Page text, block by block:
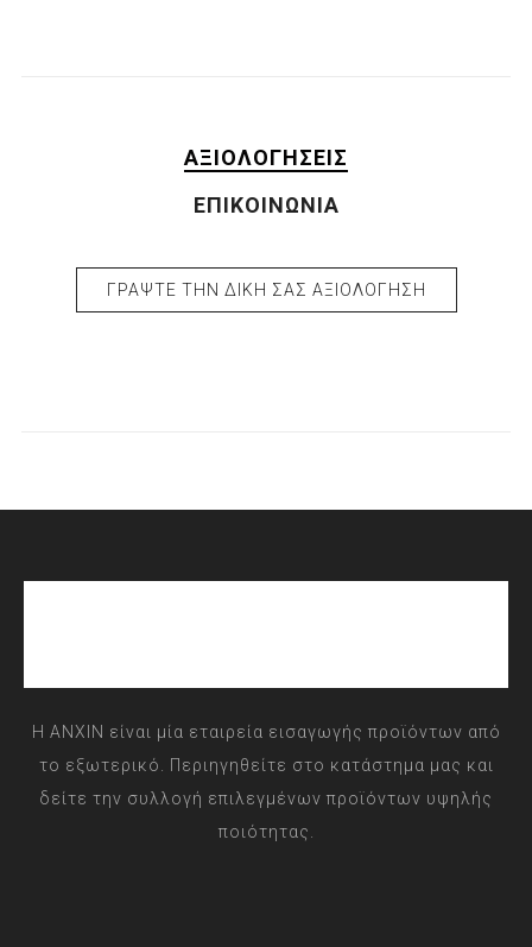
ΑΞΙΟΛΟΓΉΣΕΙΣ
ΕΠΙΚΟΙΝΩΝΊΑ
ΓΡΆΨΤΕ ΤΗΝ ΔΙΚΉ ΣΑΣ ΑΞΙΟΛΌΓΗΣΗ
Η ANXIN είναι μία εταιρεία εισαγωγής προϊόντων από
το εξωτερικό. Περιηγηθείτε στο κατάστημα μας και
δείτε την συλλογή επιλεγμένων προϊόντων υψηλής
ποιότητας.